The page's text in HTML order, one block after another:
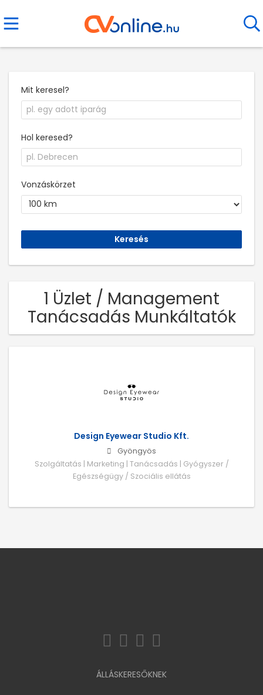
Mit keresel?
Hol keresed?
Vonzáskörzet
1 Üzlet / Management
Tanácsadás Munkáltatók
Design Eyewear Studio Kft.
Gyöngyös
Szolgáltatás | Marketing | Tanácsadás | Gyógyszer /
Egészségügy / Szociális ellátás
ÁLLÁSKERESŐKNEK